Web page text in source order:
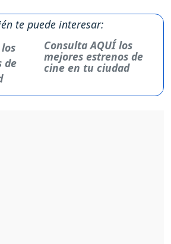
te puede interesar:
Consulta AQUÍ los
mejores estrenos de
cine en tu ciudad